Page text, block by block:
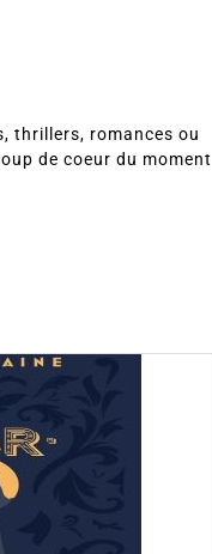
thrillers, romances ou
de coeur du moment